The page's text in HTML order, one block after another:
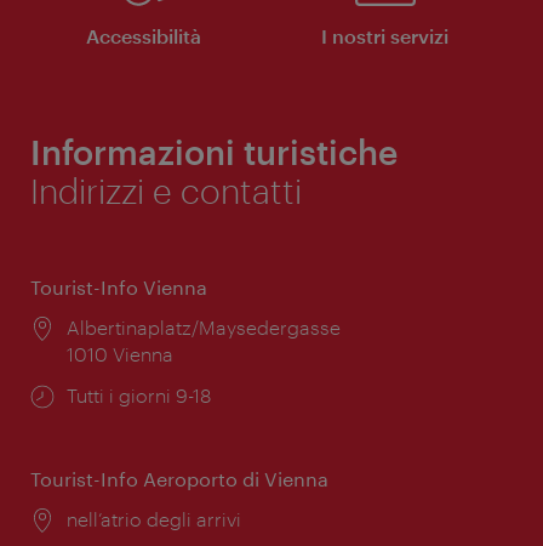
Accessibilità I nostri servizi
Informazioni turistiche
Indirizzi e contatti
Tourist-Info Vienna
Posizione:
Albertinaplatz/Maysedergasse
1010 Vienna
Orari
Tutti i giorni 9-18
Tourist-Info Aeroporto di Vienna
Posizione:
nell’atrio degli arrivi